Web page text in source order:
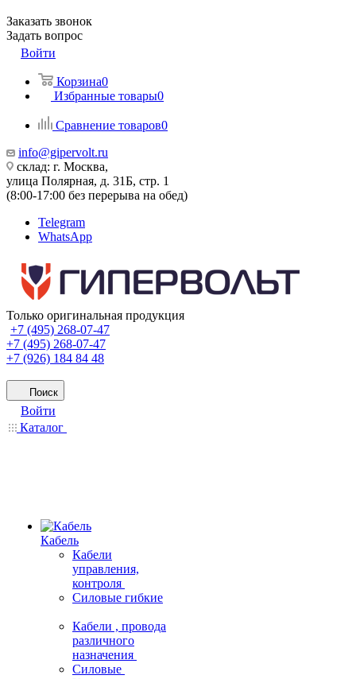
Заказать звонок
Задать вопрос
Войти
Корзина0
Избранные товары0
Сравнение товаров0
info@gipervolt.ru
склад: г. Москва,
улица Полярная, д. 31Б, стр. 1
(8:00-17:00 без перерыва на обед)
Telegram
WhatsApp
Только оригинальная продукция
+7 (495) 268-07-47
+7 (495) 268-07-47
+7 (926) 184 84 48
Поиск
Войти
Каталог
Кабель
Кабели
управления,
контроля
Силовые гибкие
Кабели , провода
различного
назначения
Силовые